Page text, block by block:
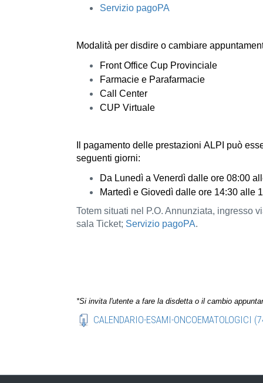
Servizio pagoPA
Modalità per disdire o cambiare
Front Office Cup Provinciale
Farmacie e Parafarmacie
Call Center
CUP Virtuale
Il pagamento delle prestazioni ALPI può
seguenti giorni:
Da Lunedì a Venerdì dalle ore 08:00
Martedì e Giovedì dalle ore 14:30 alle
Totem situati nel P.O. Annunziata, ingresso
sala Ticket; Servizio pagoPA.
*Si invita l'utente a fare la disdetta o il cambio
CALENDARIO-ESAMI-ONCOEMATOLOGICI